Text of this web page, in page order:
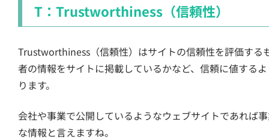
T：Trustworthiness（信頼性）
Trustworthiness（信頼性）はサイトの信頼性を評価する
者の情報をサイトに掲載しているかなど、信頼に値する
ります。
会社や事業で公開しているようなウェブサイトであれば
な情報と言えますね。